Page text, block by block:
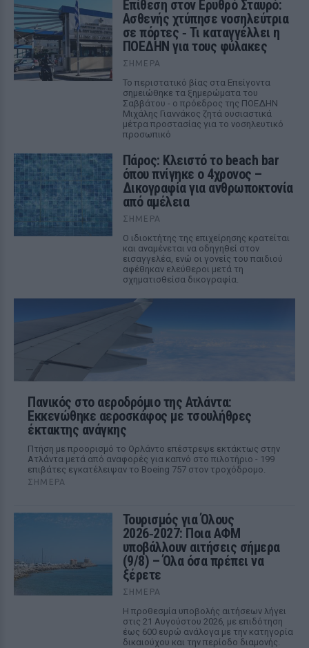
Επίθεση στον Ερυθρό Σταυρό:
Ασθενής χτύπησε νοσηλεύτρια
σε πόρτες ‑ Τι καταγγέλλει η
ΠΟΕΔΗΝ για τους φύλακες
ΣΉΜΕΡΑ
Το περιστατικό βίας στα Επείγοντα
σημειώθηκε τα ξημερώματα του
Σαββάτου - ο πρόεδρος της ΠΟΕΔΗΝ
Μιχάλης Γιαννάκος ζητά ουσιαστικά
μέτρα προστασίας για το νοσηλευτικό
προσωπικό
Πάρος: Κλειστό το beach bar
όπου πνίγηκε ο 4χρονος –
Δικογραφία για ανθρωποκτονία
από αμέλεια
ΣΉΜΕΡΑ
Ο ιδιοκτήτης της επιχείρησης κρατείται
και αναμένεται να οδηγηθεί στον
εισαγγελέα, ενώ οι γονείς του παιδιού
αφέθηκαν ελεύθεροι μετά τη
σχηματισθείσα δικογραφία.
Πανικός στο αεροδρόμιο της Ατλάντα:
Εκκενώθηκε αεροσκάφος με τσουλήθρες
έκτακτης ανάγκης
Πτήση με προορισμό το Ορλάντο επέστρεψε εκτάκτως στην
Ατλάντα μετά από αναφορές για καπνό στο πιλοτήριο - 199
επιβάτες εγκατέλειψαν το Boeing 757 στον τροχόδρομο.
ΣΉΜΕΡΑ
Τουρισμός για Όλους
2026‑2027: Ποια ΑΦΜ
υποβάλλουν αιτήσεις σήμερα
(9/8) – Όλα όσα πρέπει να
ξέρετε
ΣΉΜΕΡΑ
Η προθεσμία υποβολής αιτήσεων λήγει
στις 21 Αυγούστου 2026, με επιδότηση
έως 600 ευρώ ανάλογα με την κατηγορία
δικαιούχου και την περίοδο διαμονής.